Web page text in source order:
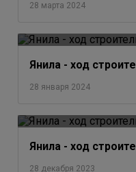
28 марта 2024
Янила - ход
28 января 2024
Янила - ход
28 декабря 2023